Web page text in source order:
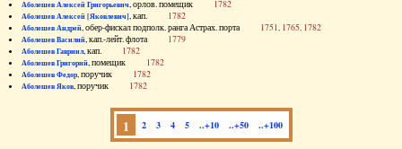
Аболешев Алексей Григорьевич, орлов. помещик 1782
Аболешев Алексей [Яковлевич], кап. 1782
Аболешев Андрей, обер-фискал подполк. ранга Астрах. порта 1751, 1765, 1782
Аболешев Василий, кап.-лейт. флота 1779
Аболешев Гавриил, кап. 1782
Аболешев Григорий, помещик 1782
Аболешев Федор, поручик 1782
Аболешев Яков, поручик 1782
1 2 3 4 5 ..+10 ..+50 ..+100